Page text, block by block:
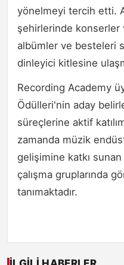
yönelmeyi tercih etti.
şehirlerinde konserler
albümler ve besteleri
dinleyici kitlesine
Recording Academy
Ödülleri'nin aday
süreçlerine aktif
zamanda müzik
gelişimine katkı
çalışma gruplarında
tanımaktadır.